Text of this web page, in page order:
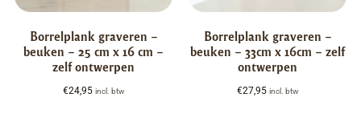
Borrelplank graveren –
beuken – 25 cm x 16 cm –
zelf ontwerpen
€24,95 incl. btw
Borrelplank graveren –
beuken – 33cm x 16cm – zelf
ontwerpen
€27,95 incl. btw